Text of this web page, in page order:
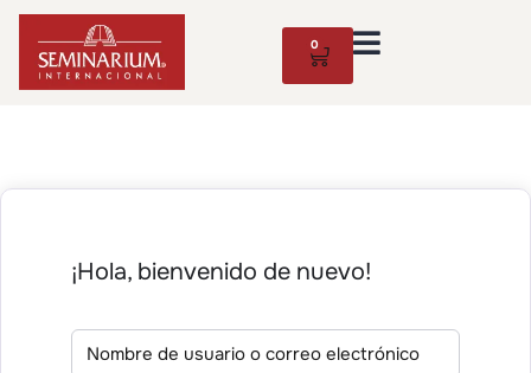
0
¡Hola, bienvenido de nuevo!